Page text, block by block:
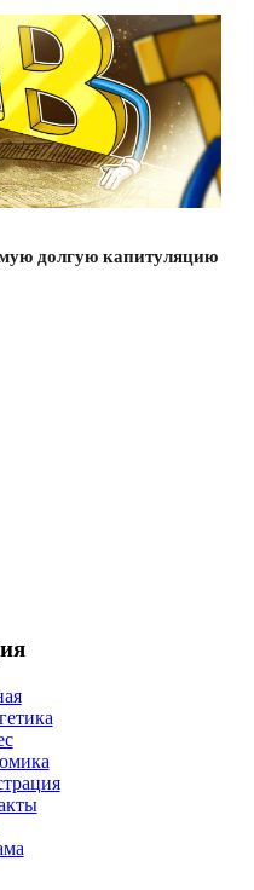
долгую капитуляцию